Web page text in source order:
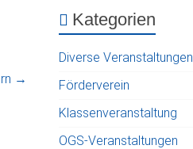
→
Kategorien
Diverse Veranstaltungen
Förderverein
Klassenveranstaltung
OGS-Veranstaltungen